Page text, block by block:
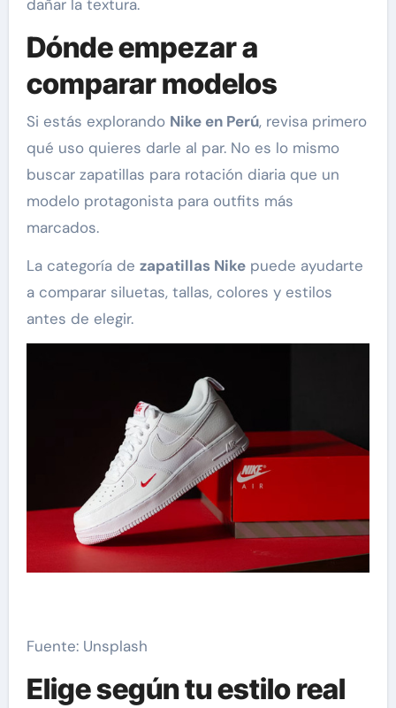
dañar la textura.
Dónde empezar a
comparar modelos
Si estás explorando Nike en Perú, revisa primero
qué uso quieres darle al par. No es lo mismo
buscar zapatillas para rotación diaria que un
modelo protagonista para outfits más
marcados.
La categoría de zapatillas Nikepuede ayudarte
a comparar siluetas, tallas, colores y estilos
antes de elegir.
Fuente: Unsplash
Elige según tu estilo real